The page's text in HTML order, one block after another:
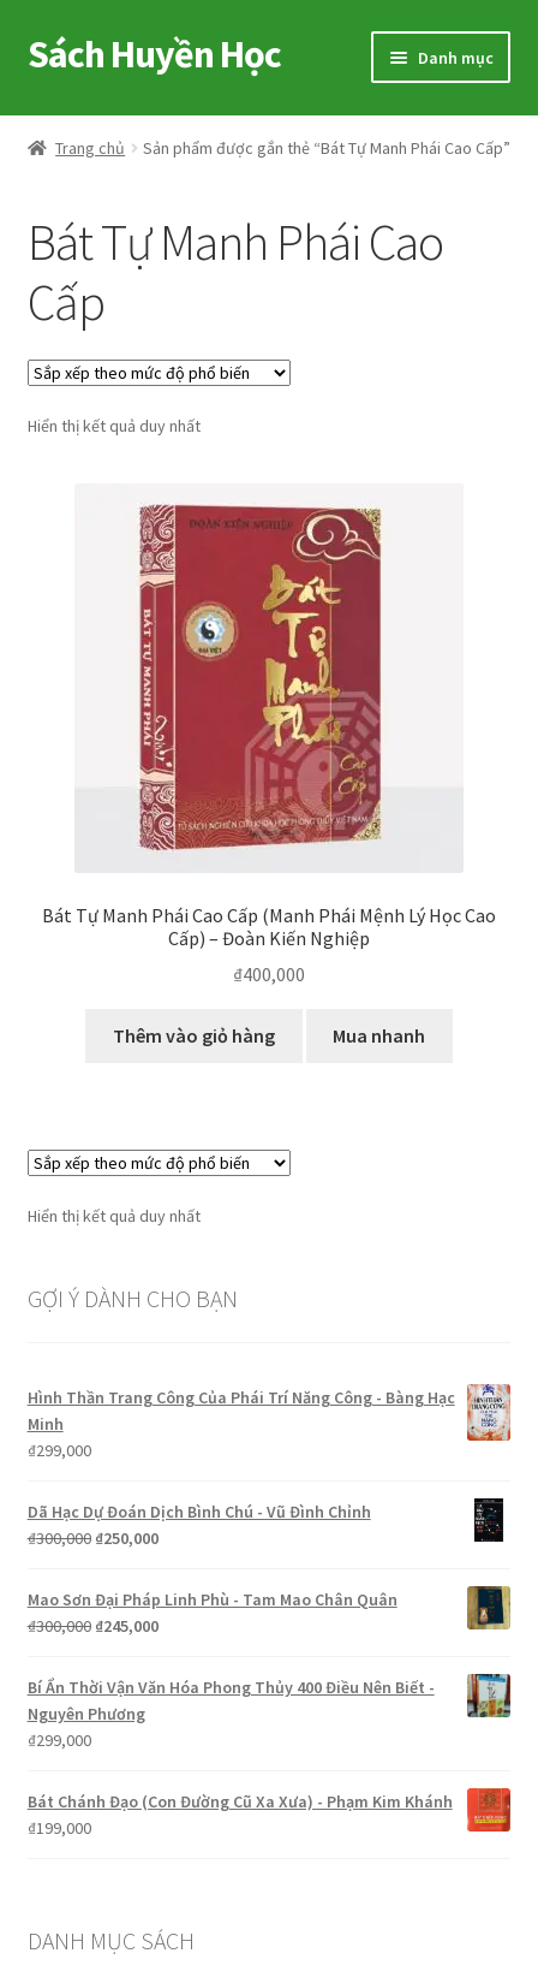
Đi
đến
hướng
Chuyển
đến
dung
Sách Huyền Học Danh mục
Home
Shop
Voucher
Hướng Dẫn
Cart
Trang chủ Sản phẩm được gắn thẻ “Bát Tự Manh Phái Cao Cấp”
Bát Tự Manh Phái Cao
Cấp
Hiển thị kết quả duy nhất
Bát Tự Manh Phái Cao Cấp (Manh Phái Mệnh Lý Học Cao
Cấp) – Đoàn Kiến Nghiệp
₫400,000
Thêm vào giỏ hàng Mua nhanh
Hiển thị kết quả duy nhất
GỢI Ý DÀNH CHO BẠN
Hình Thần Trang Công Của Phái Trí Năng Công - Bàng Hạc
Minh
₫299,000
Dã Hạc Dự Đoán Dịch Bình Chú - Vũ Đình Chỉnh
₫300,000 Giá
là:
₫300,000.
₫250,000Giá
tại
là:
Mao Sơn Đại Pháp Linh Phù - Tam Mao Chân Quân
₫300,000 Giá
là:
₫300,000.
₫245,000Giá
tại
Bí Ẩn Thời Vận Văn Hóa Phong Thủy 400 Điều Nên Biết -
Nguyên Phương
₫299,000
Bát Chánh Đạo (Con Đường Cũ Xa Xưa) - Phạm Kim Khánh
₫199,000
DANH MỤC SÁCH